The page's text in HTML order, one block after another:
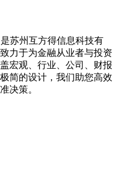
苏州互方得信息科技有
力于为金融从业者与投资
宏观、行业、公司、财报
简的设计，我们助您高效
决策。